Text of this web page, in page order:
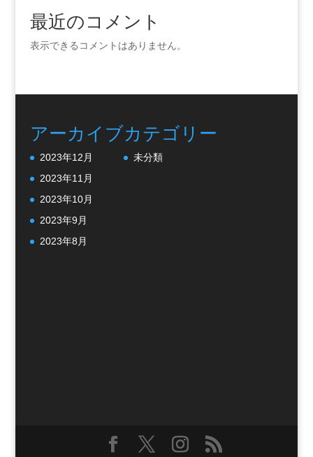
最近のコメント
表示できるコメントはありません。
アーカイブ
2023年12月
2023年11月
2023年10月
2023年9月
2023年8月
カテゴリー
未分類